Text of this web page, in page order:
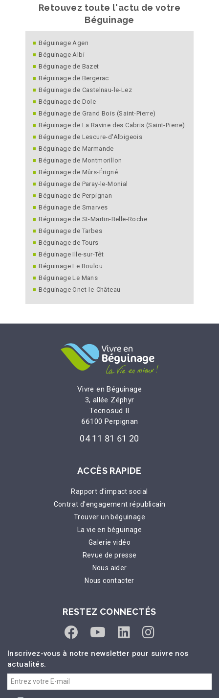
Retouvez toute l'actu de votre
Béguinage
Béguinage Agen
Béguinage Albi
Béguinage de Bazet
Béguinage de Bergerac
Béguinage de Castelnau-le-Lez
Béguinage de Dole
Béguinage de Grand Bois (Saint-Pierre)
Béguinage de La Ravine des Cabris (Saint-Pierre)
Béguinage de Lescure-d'Albigeois
Béguinage de Marmande
Béguinage de Montmorillon
Béguinage de Mûrs-Érigné
Béguinage de Paray-le-Monial
Béguinage de Perpignan
Béguinage de Smarves
Béguinage de St-Martin-Belle-Roche
Béguinage de Tarbes
Béguinage de Tours
Béguinage Ille-sur-Têt
Béguinage Le Boulou
Béguinage Le Mans
Béguinage Onet-le-Château
Vivre en Béguinage
3, allée Zéphyr
Tecnosud II
66100 Perpignan
04 11 81 61 20
ACCÈS RAPIDE
Rapport d'impact social
Contrat d'engagement républicain
Trouver un béguinage
La vie en béguinage
Galerie vidéo
Revue de presse
Nous aider
Nous contacter
RESTEZ CONNECTÉS
Inscrivez-vous à notre newsletter pour suivre nos
actualités.